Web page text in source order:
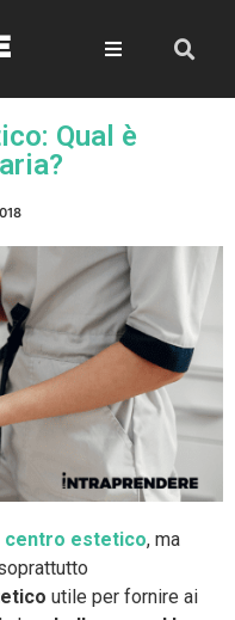
Qual è
centro estetico, ma
utile per fornire ai